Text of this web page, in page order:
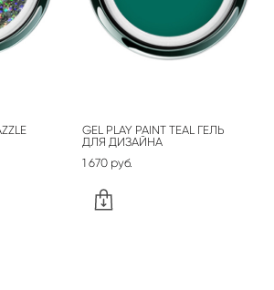
GEL PLAY PAINT TEAL ГЕЛЬ
ДЛЯ ДИЗАЙНА
1 670 pуб.